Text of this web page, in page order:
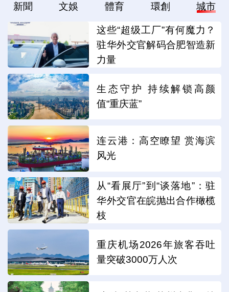
新聞 文娛 體育 環創 城市
这些“超级工厂”有何魔力？
驻华外交官解码合肥智造新
力量
生态守护 持续解锁高颜
值“重庆蓝”
连云港：高空瞭望 赏海滨
风光
从“看展厅”到“谈落地”：驻
华外交官在皖抛出合作橄榄
枝
重庆机场2026年旅客吞吐
量突破3000万人次